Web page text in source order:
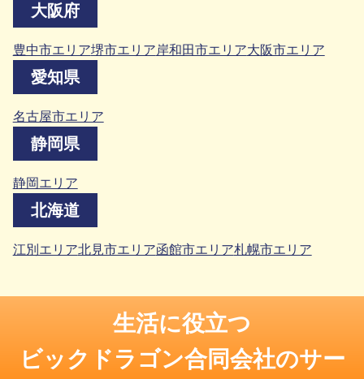
大阪府
豊中市エリア堺市エリア岸和田市エリア大阪市エリア
愛知県
名古屋市エリア
静岡県
静岡エリア
北海道
江別エリア北見市エリア函館市エリア札幌市エリア
生活に役立つ
ビックドラゴン合同会社のサー